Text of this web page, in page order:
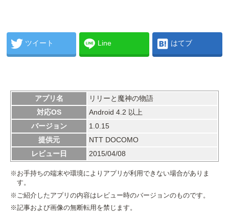
ツイート Line はてブ
アプリ名
リリーと魔神の物語
対応OS
Android 4.2 以上
バージョン
1.0.15
提供元
NTT DOCOMO
レビュー日
2015/04/08
※お手持ちの端末や環境によりアプリが利用できない場合がありま
す。
※ご紹介したアプリの内容はレビュー時のバージョンのものです。
※記事および画像の無断転用を禁じます。